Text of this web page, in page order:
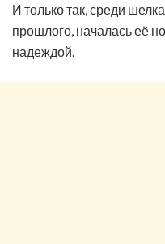
И только так, среди
прошлого, началась её
надеждой.